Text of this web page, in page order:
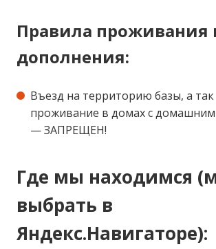
Правила проживания
дополнения:
Въезд на территорию базы, а
проживание в домах с
— ЗАПРЕЩЕН!
Где мы находимся
выбрать в
Яндекс.Навигаторе):